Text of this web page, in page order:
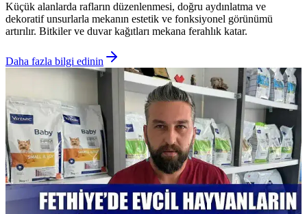
Küçük alanlarda rafların düzenlenmesi, doğru aydınlatma ve
dekoratif unsurlarla mekanın estetik ve fonksiyonel görünümü
artırılır. Bitkiler ve duvar kağıtları mekana ferahlık katar.
Daha fazla bilgi edinin